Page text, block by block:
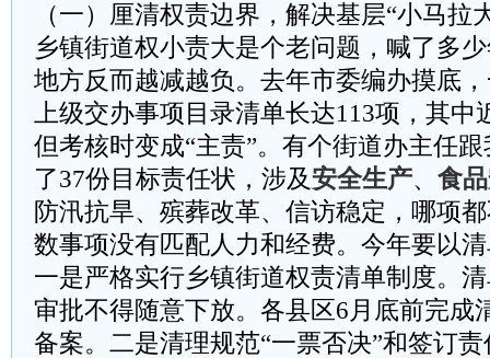
（一）厘清权责边界，解决基层“小马拉
乡镇街道权小责大是个老问题，喊了多
地方反而越减越负。去年市委编办摸底
上级交办事项目录清单长达113项，其中
但考核时变成“主责”。有个街道办主任
了37份目标责任状，涉及安全生产、 食
防汛抗旱、殡葬改革、信访稳定，哪项
数事项没有匹配人力和经费。今年要以
一是严格实行乡镇街道权责清单制度。
审批不得随意下放。各县区6月底前完成
备案。二是清理规范“一票否决”和签订